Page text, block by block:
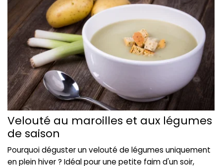
Velouté au maroilles et aux légumes
de saison
Pourquoi déguster un velouté de légumes uniquement
en plein hiver ? Idéal pour une petite faim d'un soir,